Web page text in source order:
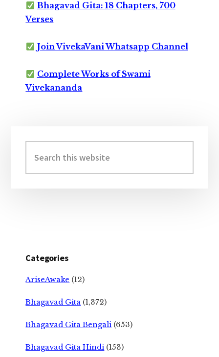
Bhagavad Gita: 18 Chapters, 700
Verses
Join VivekaVani Whatsapp Channel
Complete Works of Swami
Vivekananda
Sidebar
this
website
Categories
AriseAwake (12)
Bhagavad Gita (1,372)
Bhagavad Gita Bengali (653)
Bhagavad Gita Hindi (153)